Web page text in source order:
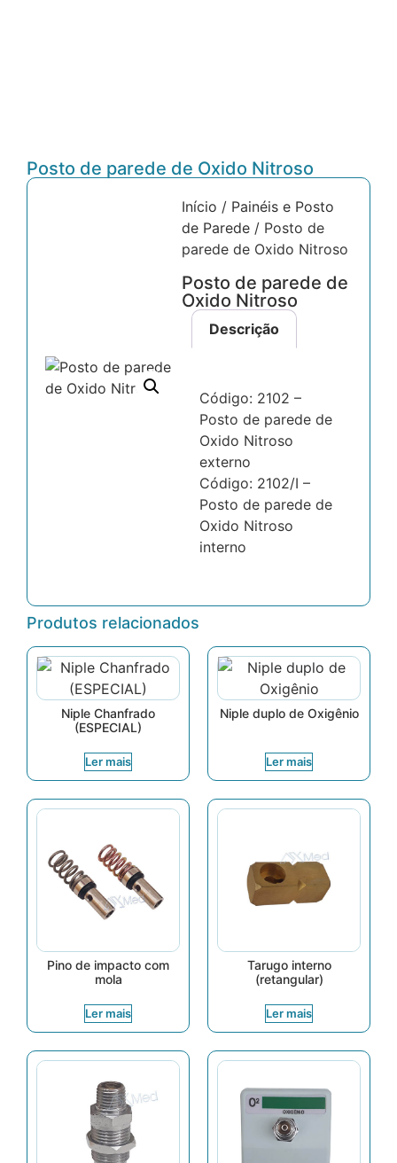
Posto de parede de Oxido Nitroso
Início / Painéis e Posto
de Parede/ Posto de
parede de Oxido Nitroso
Posto de parede de
Oxido Nitroso
Descrição
Código: 2102 –
Posto de parede de
Oxido Nitroso
externo
Código: 2102/I –
Posto de parede de
Oxido Nitroso
interno
Produtos relacionados
Niple Chanfrado
(ESPECIAL)
Ler mais
Niple duplo de Oxigênio
Ler mais
Pino de impacto com
mola
Ler mais
Tarugo interno
(retangular)
Ler mais